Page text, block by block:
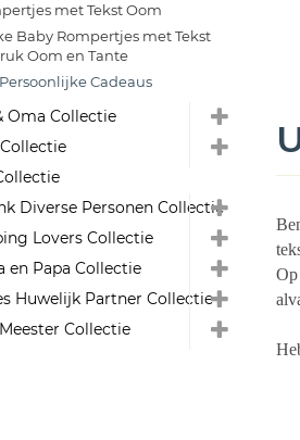
Op
met Tekst Oom
Baby Rompertjes met Tekst
Oom en Tante
Cadeaus
Oma Collectie
Diverse Personen Collectie
Lovers Collectie
en Papa Collectie
Huwelijk Partner Collectie
Collectie